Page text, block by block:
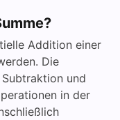
Addition einer
Die
und
in der